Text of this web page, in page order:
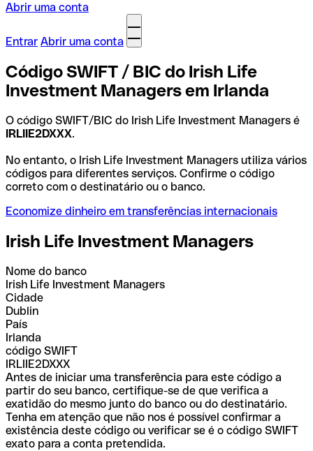
Abrir uma conta
Entrar Abrir uma conta
Código SWIFT / BIC do Irish Life
Investment Managers em Irlanda
O código SWIFT/BIC do Irish Life Investment Managers é
IRLIIE2DXXX.
No entanto, o Irish Life Investment Managers utiliza vários
códigos para diferentes serviços. Confirme o código
correto com o destinatário ou o banco.
Economize dinheiro em transferências internacionais
Irish Life Investment Managers
Nome do banco
Irish Life Investment Managers
Cidade
Dublin
País
Irlanda
código SWIFT
IRLIIE2DXXX
Antes de iniciar uma transferência para este código a
partir do seu banco, certifique-se de que verifica a
exatidão do mesmo junto do banco ou do destinatário.
Tenha em atenção que não nos é possível confirmar a
existência deste código ou verificar se é o código SWIFT
exato para a conta pretendida.